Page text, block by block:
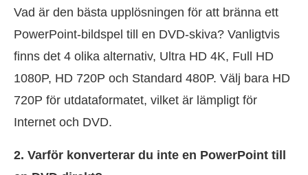
Vad är den bästa upplösningen för att bränna ett
PowerPoint-bildspel till en DVD-skiva? Vanligtvis
finns det 4 olika alternativ, Ultra HD 4K, Full HD
1080P, HD 720P och Standard 480P. Välj bara HD
720P för utdataformatet, vilket är lämpligt för
Internet och DVD.
2. Varför konverterar du inte en PowerPoint till